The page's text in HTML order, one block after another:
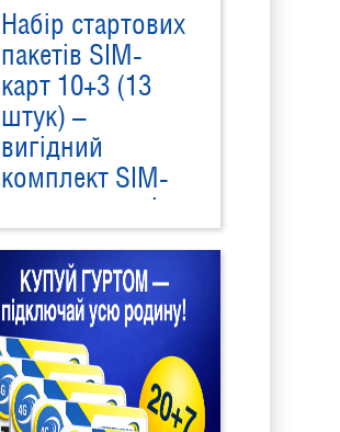
Набір стартових
пакетів SIM-
карт 10+3 (13
штук) –
вигідний
комплект SIM-
карт, стартові
пакети для сім’ї
або бізнесу